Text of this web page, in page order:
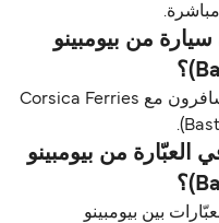
من بيومبينو
إيه، الركاب بدون سيارات يقدرون يسافرون مع Corsica Ferries
العبّارة من بيومبينو
بين بيومبينو